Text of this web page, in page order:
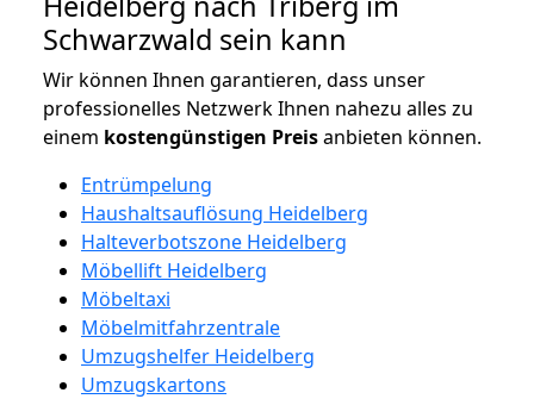
Schwarzwald sein kann
Wir können Ihnen garantieren, dass unser
professionelles Netzwerk Ihnen nahezu alles zu
einem kostengünstigen Preisanbieten können.
Entrümpelung
Haushaltsauflösung Heidelberg
Halteverbotszone Heidelberg
Möbellift Heidelberg
Möbeltaxi
Möbelmitfahrzentrale
Umzugshelfer Heidelberg
Umzugskartons